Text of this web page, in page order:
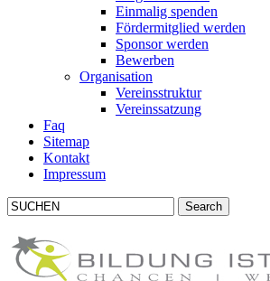
Einmalig spenden
Fördermitglied werden
Sponsor werden
Bewerben
Organisation
Vereinsstruktur
Vereinssatzung
Faq
Sitemap
Kontakt
Impressum